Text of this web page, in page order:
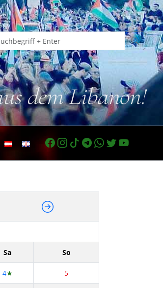
dem Libanon!
Sa So
4★ 5